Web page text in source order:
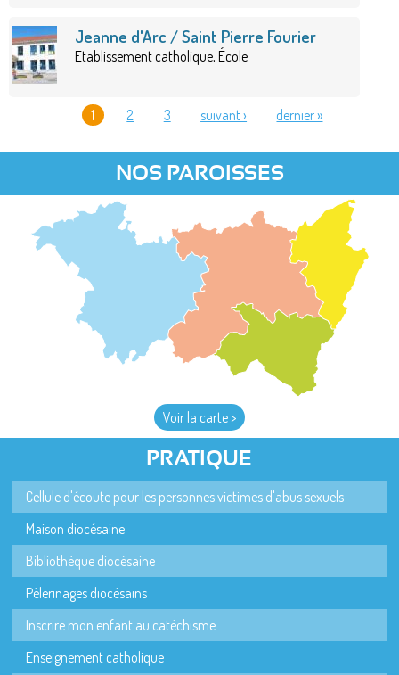
Jeanne d'Arc / Saint Pierre Fourier
Etablissement catholique, École
1 2 3 suivant › dernier »
NOS PAROISSES
Voir la carte >
PRATIQUE
Cellule d'écoute pour les personnes victimes d'abus sexuels
Maison diocésaine
Bibliothèque diocésaine
Pèlerinages diocésains
Inscrire mon enfant au catéchisme
Enseignement catholique